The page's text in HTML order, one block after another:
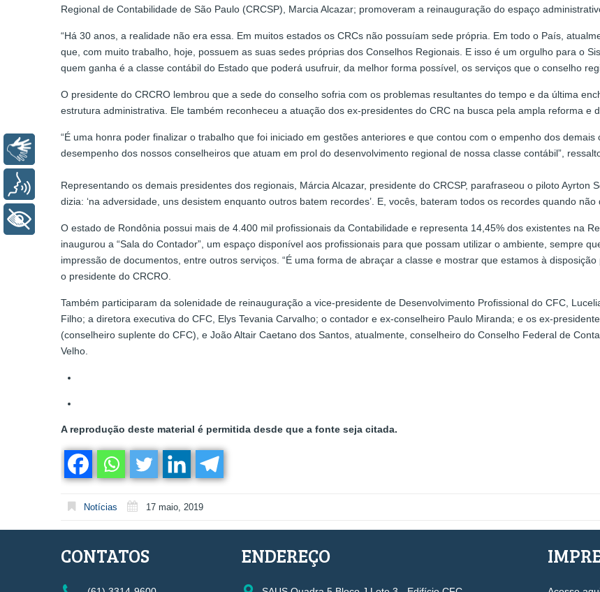
Regional de Contabilidade de São Paulo (CRCSP), Marcia Alcazar; promoveram a reinauguração do espaço
“Há 30 anos, a realidade não era essa. Em muitos estados os CRCs não possuíam sede própria. Em todo o País,
que, com muito trabalho, hoje, possuem as suas sedes próprias dos Conselhos Regionais. E isso é um orgulho para o
quem ganha é a classe contábil do Estado que poderá usufruir, da melhor forma possível, os serviços que o conselho
O presidente do CRCRO lembrou que a sede do conselho sofria com os problemas resultantes do tempo e da última
estrutura administrativa. Ele também reconheceu a atuação dos ex-presidentes do CRC na busca pela ampla reforma e
“É uma honra poder finalizar o trabalho que foi iniciado em gestões anteriores e que contou com o empenho dos
desempenho dos nossos conselheiros que atuam em prol do desenvolvimento regional de nossa classe contábil”,
Representando os demais presidentes dos regionais, Márcia Alcazar, presidente do CRCSP, parafraseou o piloto Ayrton
dizia: ‘na adversidade, uns desistem enquanto outros batem recordes’. E, vocês, bateram todos os recordes quando
O estado de Rondônia possui mais de 4.400 mil profissionais da Contabilidade e representa 14,45% dos existentes na
inaugurou a “Sala do Contador”, um espaço disponível aos profissionais para que possam utilizar o ambiente, sempre
impressão de documentos, entre outros serviços. “É uma forma de abraçar a classe e mostrar que estamos à
o presidente do CRCRO.
Também participaram da solenidade de reinauguração a vice-presidente de Desenvolvimento Profissional do CFC,
Filho; a diretora executiva do CFC, Elys Tevania Carvalho; o contador e ex-conselheiro Paulo Miranda; e os ex-
(conselheiro suplente do CFC), e João Altair Caetano dos Santos, atualmente, conselheiro do Conselho Federal de
Velho.
A reprodução deste material é permitida desde que a fonte seja citada.
Notícias 17 maio, 2019
CONTATOS ENDEREÇO
Libras
Voz